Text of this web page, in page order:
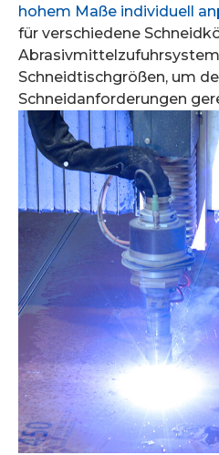
hohem Maße individuell
für verschiedene
Schneidtischgrößen, um
Schneidanforderungen